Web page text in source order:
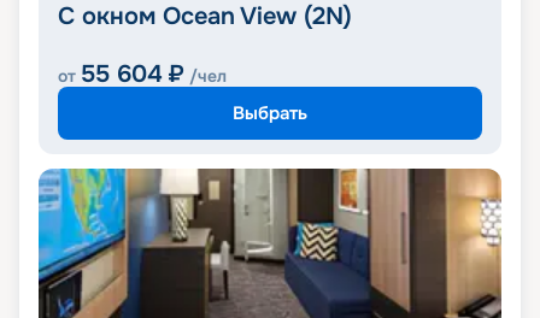
С окном Ocean View (2N)
от 55 604 ₽ /чел
Выбрать